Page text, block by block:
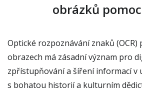
obrázků
Optické rozpoznávání znaků
obrazech má zásadní význam pro
zpřístupňování a šíření informací v
s bohatou historií a kulturním